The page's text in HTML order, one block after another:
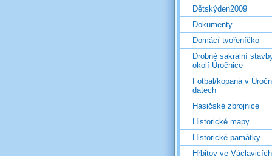
Dětskýden2009
Dokumenty
Domácí tvořeníčko
Drobné sakrální
okolí Úročnice
Fotbal/kopaná v
datech
Hasičské zbrojnice
Historické mapy
Historické památky
Hřbitov ve Václavicích